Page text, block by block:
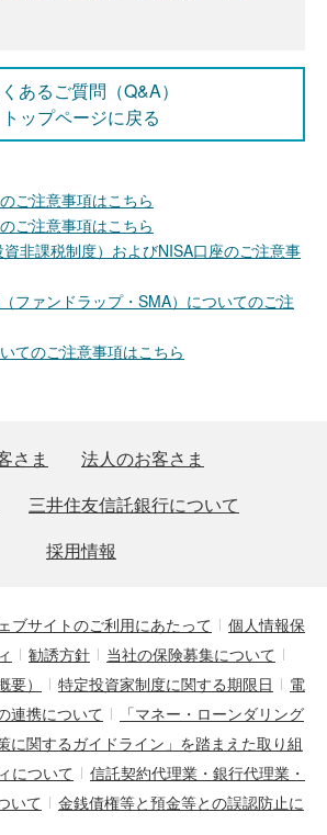
あるご質問（Q&A）
トップページに戻る
ご注意事項はこちら
ご注意事項はこちら
非課税制度）およびNISA口座のご注意事
ファンドラップ・SMA）についてのご注
てのご注意事項はこちら
さま
法人のお客さま
三井住友信託銀行について
採用情報
ブサイトのご利用にあたって
個人情報保
勧誘方針
当社の保険募集について
）
特定投資家制度に関する期限日
電
連携について
「マネー・ローンダリング
に関するガイドライン」を踏まえた取り組
について
信託契約代理業・銀行代理業・
いて
金銭債権等と預金等との誤認防止に